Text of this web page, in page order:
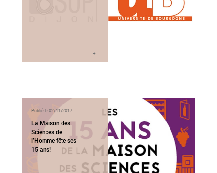
Publié le 02/11/2017
La Maison des
Sciences de
l’Homme fête ses
15 ans!